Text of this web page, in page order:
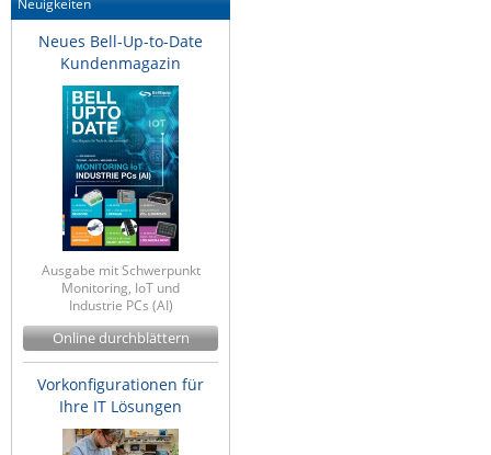
SIRIO Antenne
Sunbird
Tactical Software
TEKTELIC
Teltonika
Unwired Networks
Vision
WATTECO
Westermo
Yuasa
ZPE Systems
News zu unseren Herstellern
Neues Bell-Up-to-Date
Kundenmagazin
Ausgabe mit Schwerpunkt
Monitoring, IoT und
Industrie PCs (AI)
Online durchblättern
Vorkonfigurationen für
Ihre IT Lösungen